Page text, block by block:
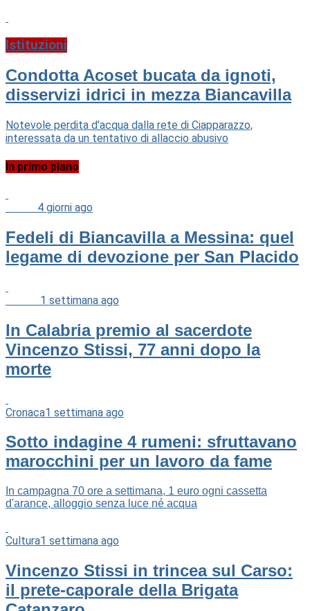
Istituzioni
Condotta Acoset bucata da ignoti,
disservizi idrici in mezza Biancavilla
Notevole perdita d'acqua dalla rete di Ciapparazzo,
interessata da un tentativo di allaccio abusivo
In primo piano
4 giorni ago
Fedeli di Biancavilla a Messina: quel
legame di devozione per San Placido
1 settimana ago
In Calabria premio al sacerdote
Vincenzo Stissi, 77 anni dopo la
morte
Cronaca1 settimana ago
Sotto indagine 4 rumeni: sfruttavano
marocchini per un lavoro da fame
In campagna 70 ore a settimana, 1 euro ogni cassetta
d'arance, alloggio senza luce né acqua
Cultura1 settimana ago
Vincenzo Stissi in trincea sul Carso:
il prete-caporale della Brigata